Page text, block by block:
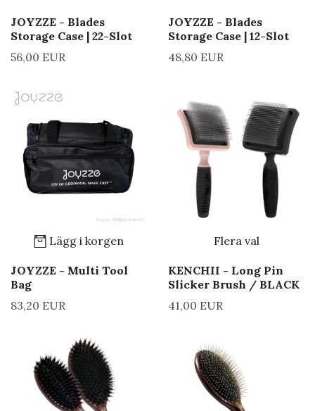
JOYZZE - Blades
Storage Case | 22-Slot
56,00 EUR
JOYZZE - Blades
Storage Case | 12-Slot
48,80 EUR
Lägg i korgen
JOYZZE - Multi Tool
Bag
83,20 EUR
Flera val
KENCHII - Long Pin
Slicker Brush / BLACK
41,00 EUR